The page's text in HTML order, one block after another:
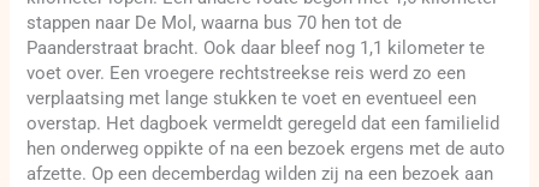
stappen naar De Mol, waarna bus 70 hen tot de
Paanderstraat bracht. Ook daar bleef nog 1,1 kilometer te
voet over. Een vroegere rechtstreekse reis werd zo een
verplaatsing met lange stukken te voet en eventueel een
overstap. Het dagboek vermeldt geregeld dat een familielid
hen onderweg oppikte of na een bezoek ergens met de auto
afzette. Op een decemberdag wilden zij na een bezoek aan